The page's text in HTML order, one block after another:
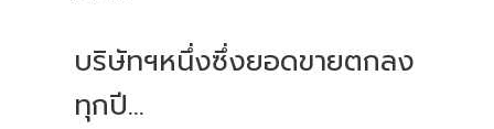
บริษัทฯหนึ่งซึ่งยอดขายตกลง
ทุกปี...